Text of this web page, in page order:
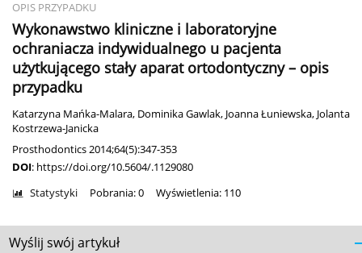
OPIS PRZYPADKU
Wykonawstwo kliniczne i laboratoryjne
ochraniacza indywidualnego u pacjenta
użytkującego stały aparat ortodontyczny – opis
przypadku
Katarzyna Mańka-Malara, Dominika Gawlak, Joanna Łuniewska, Jolanta
Kostrzewa-Janicka
Prosthodontics 2014;64(5):347-353
DOI: https://doi.org/10.5604/.1129080
Statystyki Pobrania: 0 Wyświetlenia: 110
Wyślij swój artykuł